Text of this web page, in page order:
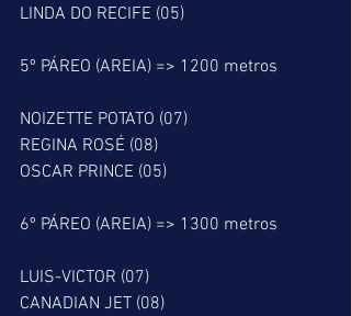
LINDA DO RECIFE (05)
5º PÁREO (AREIA) => 1200 metros
NOIZETTE POTATO (07)
REGINA ROSÉ (08)
OSCAR PRINCE (05)
6º PÁREO (AREIA) => 1300 metros
LUIS-VICTOR (07)
CANADIAN JET (08)